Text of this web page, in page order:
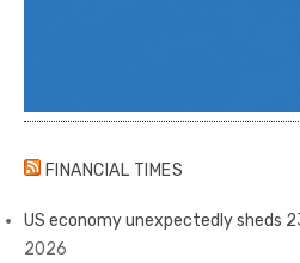
FINANCIAL TIMES
US economy unexpectedly sheds
2026